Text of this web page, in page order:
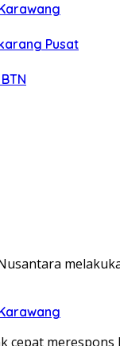
Pusat
cepat